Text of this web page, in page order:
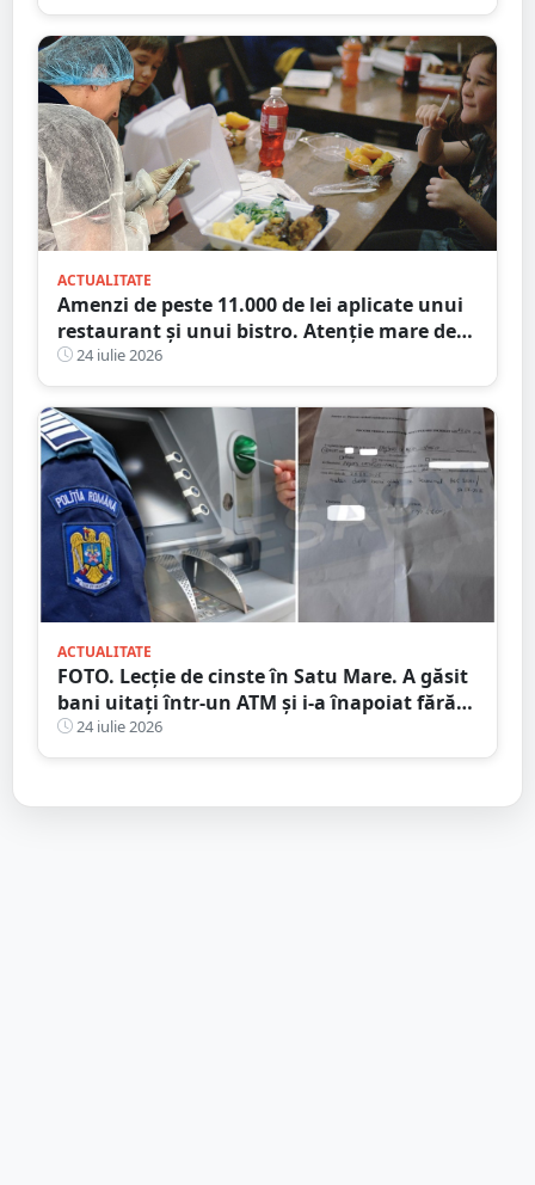
ACTUALITATE
Amenzi de peste 11.000 de lei aplicate unui
restaurant și unui bistro. Atenție mare de
unde mâncați
24 iulie 2026
ACTUALITATE
FOTO. Lecție de cinste în Satu Mare. A găsit
bani uitați într-un ATM și i-a înapoiat fără
să stea pe gânduri
24 iulie 2026